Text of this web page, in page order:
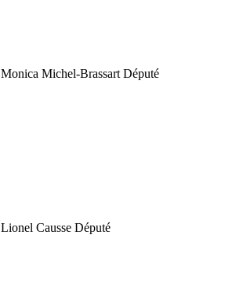
Monica Michel-Brassart Député
Lionel Causse Député